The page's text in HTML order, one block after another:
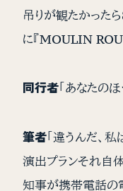
吊りが観たかった
に『MOULIN
同行者「あなたの
筆者「違うんだ、
演出プランそれ自
知事が携帯電話の